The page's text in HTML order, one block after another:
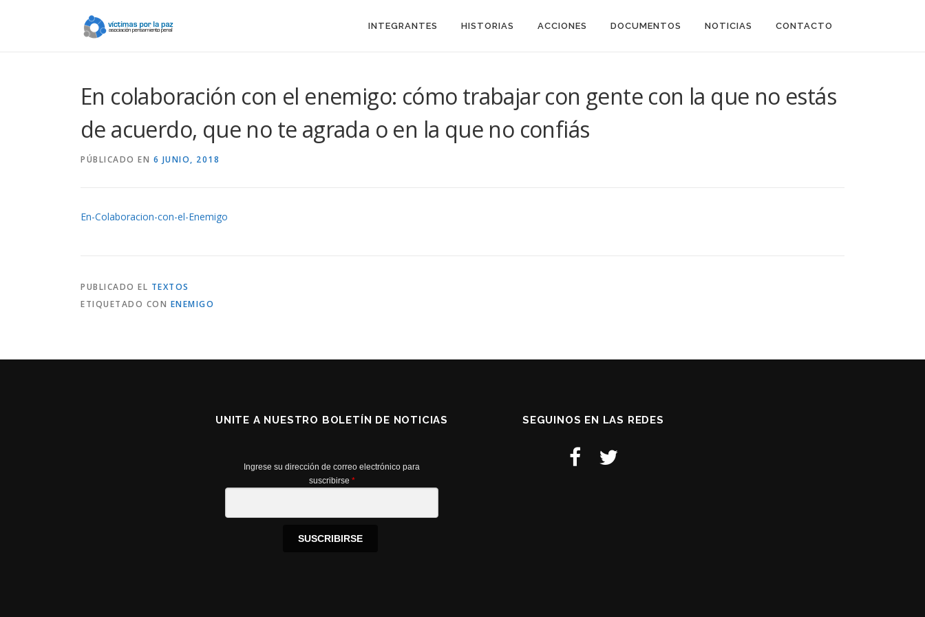
INTEGRANTES HISTORIAS ACCIONES DOCUMENTOS NOTICIAS CONTACTO
En colaboración con el enemigo: cómo trabajar con gente con la que no estás
de acuerdo, que no te agrada o en la que no confiás
PÚBLICADO EN 6 JUNIO, 2018
En-Colaboracion-con-el-Enemigo
PUBLICADO EL TEXTOS
ETIQUETADO CON ENEMIGO
UNITE A NUESTRO BOLETÍN DE NOTICIAS
Ingrese su dirección de correo electrónico para
suscribirse *
SUSCRIBIRSE
SEGUINOS EN LAS REDES